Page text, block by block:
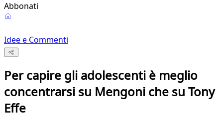
Abbonati
Idee e Commenti
Per capire gli adolescenti è meglio
concentrarsi su Mengoni che su Tony
Effe